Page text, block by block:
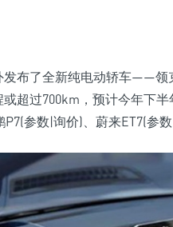
布了全新纯电动轿车——领
超过700km，预计今年下
参数|询价)、蔚来ET7(参数